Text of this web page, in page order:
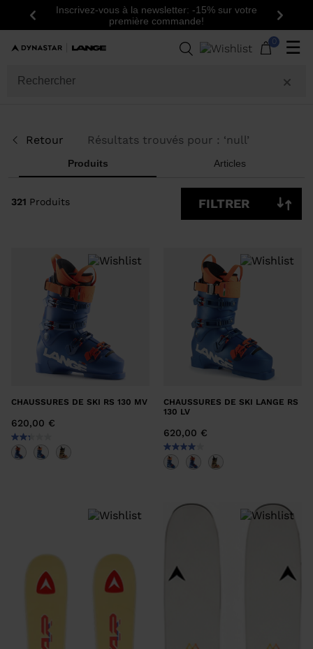
Précédent
Inscrivez-vous à la newsletter: -15% sur votre
première commande!
0 ☰
Retour Résultats trouvés pour : ‘null’
Produits Articles
GENRE
AFFICHER
ARTICLES
DISPONIBLES
EFFACER APPLIQUER
321 Produits FILTRER
CHAUSSURES DE SKI RS 130 MV
620,00 €
CHAUSSURES DE SKI LANGE RS
130 LV
620,00 €